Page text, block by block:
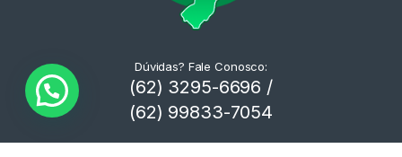
Dúvidas? Fale Conosco:
(62) 3295-6696 /
(62) 99833-7054